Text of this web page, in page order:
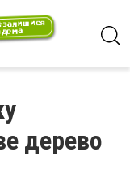
дерево